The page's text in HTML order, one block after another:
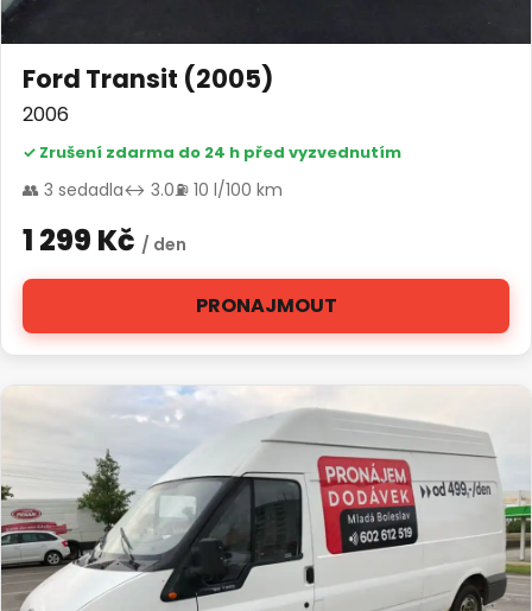
Ford Transit (2005)
2006
✓ Zrušení zdarma do 24 h před vyzvednutím
👥 3 sedadla↔ 3.0⛽ 10 l/100 km
1 299 Kč / den
PRONAJMOUT